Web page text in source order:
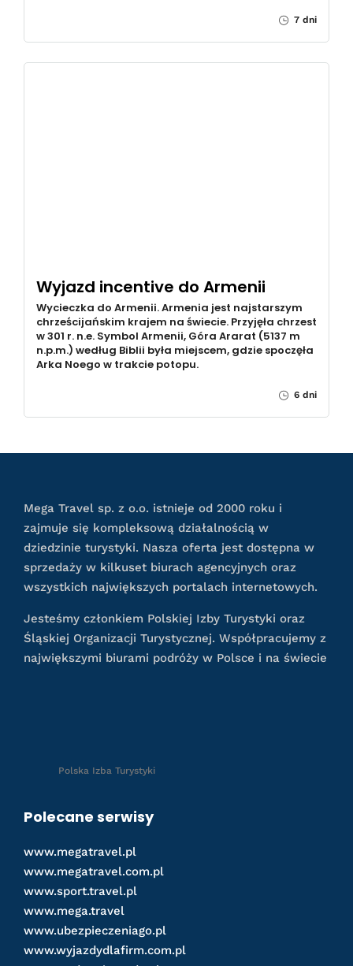
7 dni
Wyjazd incentive do Armenii
Wycieczka do Armenii. Armenia jest najstarszym
chrześcijańskim krajem na świecie. Przyjęła chrzest
w 301 r. n.e. Symbol Armenii, Góra Ararat (5137 m
n.p.m.) według Biblii była miejscem, gdzie spoczęła
Arka Noego w trakcie potopu.
6 dni
Mega Travel sp. z o.o. istnieje od 2000 roku i
zajmuje się kompleksową działalnością w
dziedzinie turystyki. Nasza oferta jest dostępna w
sprzedaży w kilkuset biurach agencyjnych oraz
wszystkich największych portalach internetowych.
Jesteśmy członkiem Polskiej Izby Turystyki oraz
Śląskiej Organizacji Turystycznej. Współpracujemy z
największymi biurami podróży w Polsce i na świecie
Polska Izba Turystyki
Polecane serwisy
www.megatravel.pl
www.megatravel.com.pl
www.sport.travel.pl
www.mega.travel
www.ubezpieczeniago.pl
www.wyjazdydlafirm.com.pl